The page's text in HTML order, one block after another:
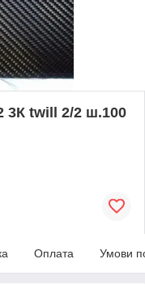
3К twill 2/2 ш.100
Оплата Умови